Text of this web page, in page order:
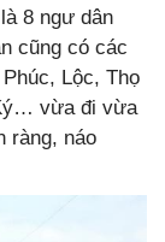
8 ngư dân
cũng có các
Lộc, Thọ
vừa đi vừa
ràng, náo